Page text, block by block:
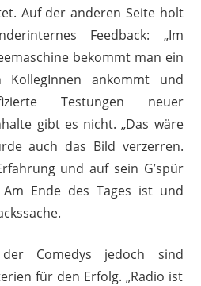
Auf der anderen Seite holt
Feedback: „Im
bekommt man ein
ankommt und
Testungen neuer
gibt es nicht. „Das wäre
auch das Bild verzerren.
und auf sein G’spür
Ende des Tages ist und
Comedys jedoch sind
für den Erfolg. „Radio ist